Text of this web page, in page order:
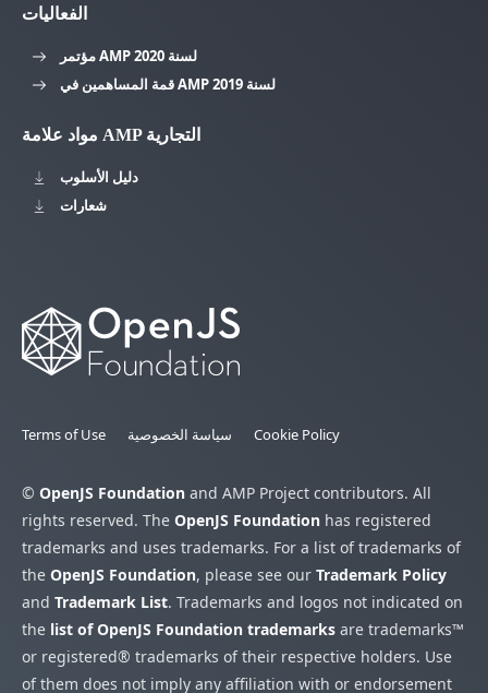
الفعاليات
مؤتمر AMP لسنة 2020
قمة المساهمين في AMP لسنة 2019
مواد علامة AMP التجارية
دليل الأسلوب
شعارات
Terms of Use سياسة الخصوصية Cookie Policy
© OpenJS Foundation and AMP Project contributors. All
rights reserved. The OpenJS Foundation has registered
trademarks and uses trademarks. For a list of trademarks of
the OpenJS Foundation, please see our Trademark Policy
and Trademark List. Trademarks and logos not indicated on
the list of OpenJS Foundation trademarks are trademarks™
or registered® trademarks of their respective holders. Use
of them does not imply any affiliation with or endorsement